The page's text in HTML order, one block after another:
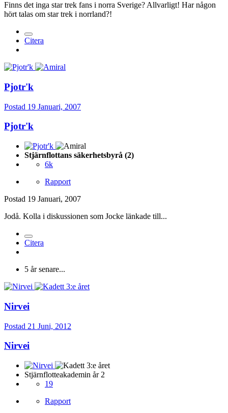
Finns det inga star trek fans i norra Sverige? Allvarligt! Har någon
hört talas om star trek i norrland?!
Citera
Pjotr'k
Postad 19 Januari, 2007
Pjotr'k
Stjärnflottans säkerhetsbyrå (2)
6k
Rapport
Postad 19 Januari, 2007
Jodå. Kolla i diskussionen som Jocke länkade till...
Citera
5 år senare...
Nirvei
Postad 21 Juni, 2012
Nirvei
Stjärnflotteakademin år 2
19
Rapport